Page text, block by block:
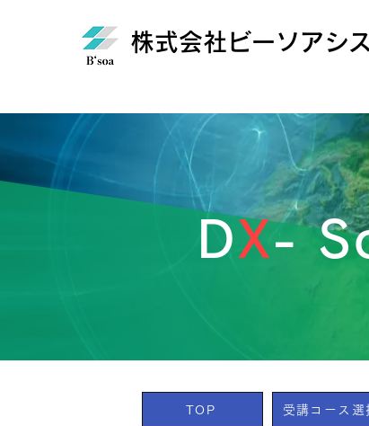
株式会社ビーソアシ
DX-
TOP 受講コース選